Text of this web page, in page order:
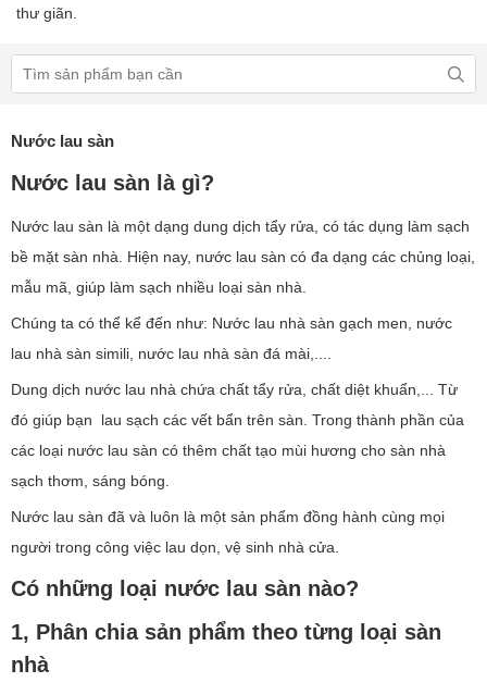
thư giãn.
Nước lau sàn
Nước lau sàn là gì?
Nước lau sàn là một dạng dung dịch tẩy rửa, có tác dụng làm sạch
bề mặt sàn nhà. Hiện nay, nước lau sàn có đa dạng các chủng loại,
mẫu mã, giúp làm sạch nhiều loại sàn nhà.
Chúng ta có thể kể đến như: Nước lau nhà sàn gạch men, nước
lau nhà sàn simili, nước lau nhà sàn đá mài,....
Dung dịch nước lau nhà chứa chất tẩy rửa, chất diệt khuẩn,... Từ
đó giúp bạn lau sạch các vết bẩn trên sàn. Trong thành phần của
các loại nước lau sàn có thêm chất tạo mùi hương cho sàn nhà
sạch thơm, sáng bóng.
Nước lau sàn đã và luôn là một sản phẩm đồng hành cùng mọi
người trong công việc lau dọn, vệ sinh nhà cửa.
Có những loại nước lau sàn nào?
1, Phân chia sản phẩm theo từng loại sàn
nhà